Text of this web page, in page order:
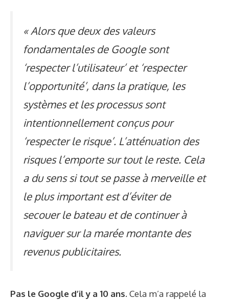
« Alors que deux des valeurs
fondamentales de Google sont
‘respecter l’utilisateur’ et ‘respecter
l’opportunité’, dans la pratique, les
systèmes et les processus sont
intentionnellement conçus pour
‘respecter le risque’. L’atténuation des
risques l’emporte sur tout le reste. Cela
a du sens si tout se passe à merveille et
le plus important est d’éviter de
secouer le bateau et de continuer à
naviguer sur la marée montante des
revenus publicitaires.
Pas le Google d’il y a 10 ans. Cela m’a rappelé la